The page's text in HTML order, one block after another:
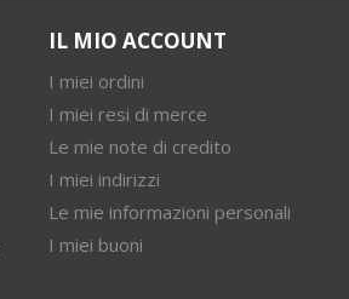
IL MIO ACCOUNT
I miei ordini
I miei resi di merce
Le mie note di credito
I miei indirizzi
Le mie informazioni personali
I miei buoni